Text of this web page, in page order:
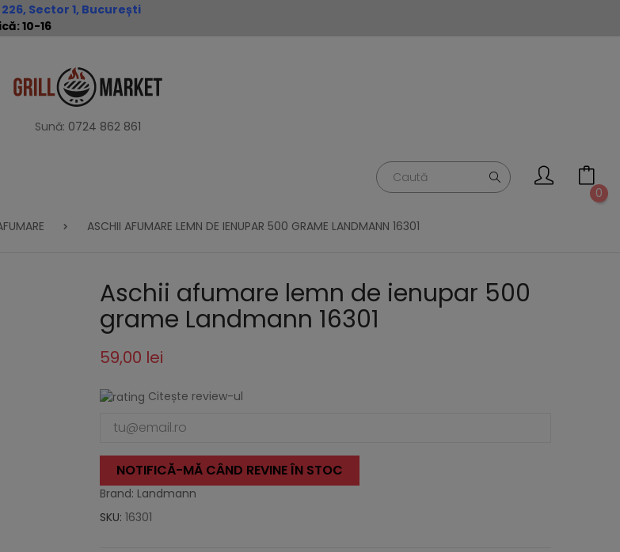
Sector 1, București
10-16
Sună: 0724 862 861
0
ASCHII AFUMARE LEMN DE IENUPAR 500 GRAME LANDMANN 16301
Aschii afumare lemn de ienupar 500
grame Landmann 16301
59,00 lei
Citește review-ul
NOTIFICĂ-MĂ CÂND REVINE ÎN STOC
Brand: Landmann
SKU: 16301